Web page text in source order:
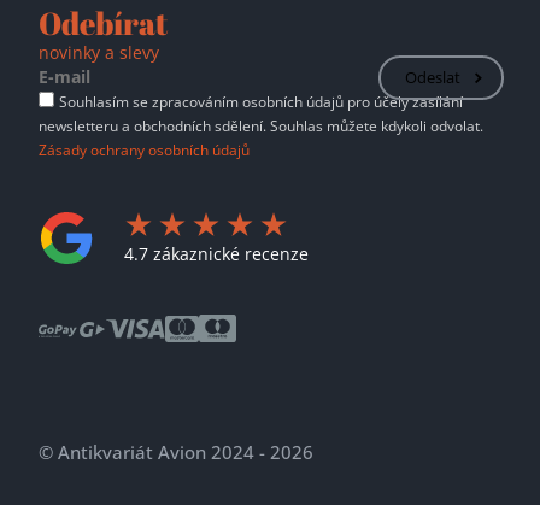
Odebírat
novinky a slevy
Odeslat
Souhlasím se zpracováním osobních údajů pro účely zasílání
newsletteru a obchodních sdělení. Souhlas můžete kdykoli odvolat.
Zásady ochrany osobních údajů
4.7 zákaznické recenze
© Antikvariát Avion 2024 - 2026